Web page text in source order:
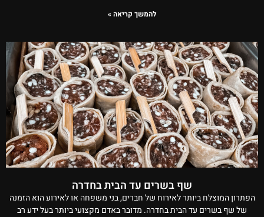
להמשך קריאה »
שף בשרים עד הבית בחדרה
הפתרון המוצלח ביותר לאירוח של חברים, בני משפחה או לאירוע הוא הזמנה
של שף בשרים עד הבית בחדרה. מדובר באדם מקצועי ביותר בעל ידע רב